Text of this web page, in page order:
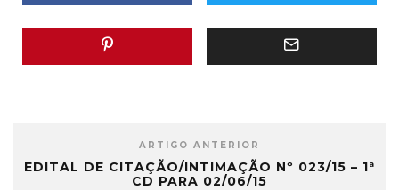
ARTIGO ANTERIOR
EDITAL DE CITAÇÃO/INTIMAÇÃO Nº 023/15 – 1ª
CD PARA 02/06/15